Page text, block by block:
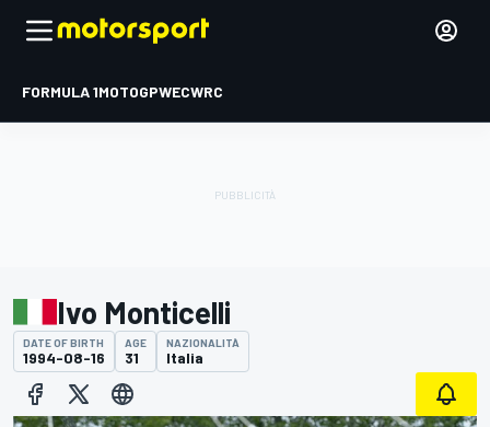
FORMULA 1MOTOGPWECWRC
Ivo Monticelli
DATE OF BIRTH
1994-08-16
AGE
31
NAZIONALITÀ
Italia